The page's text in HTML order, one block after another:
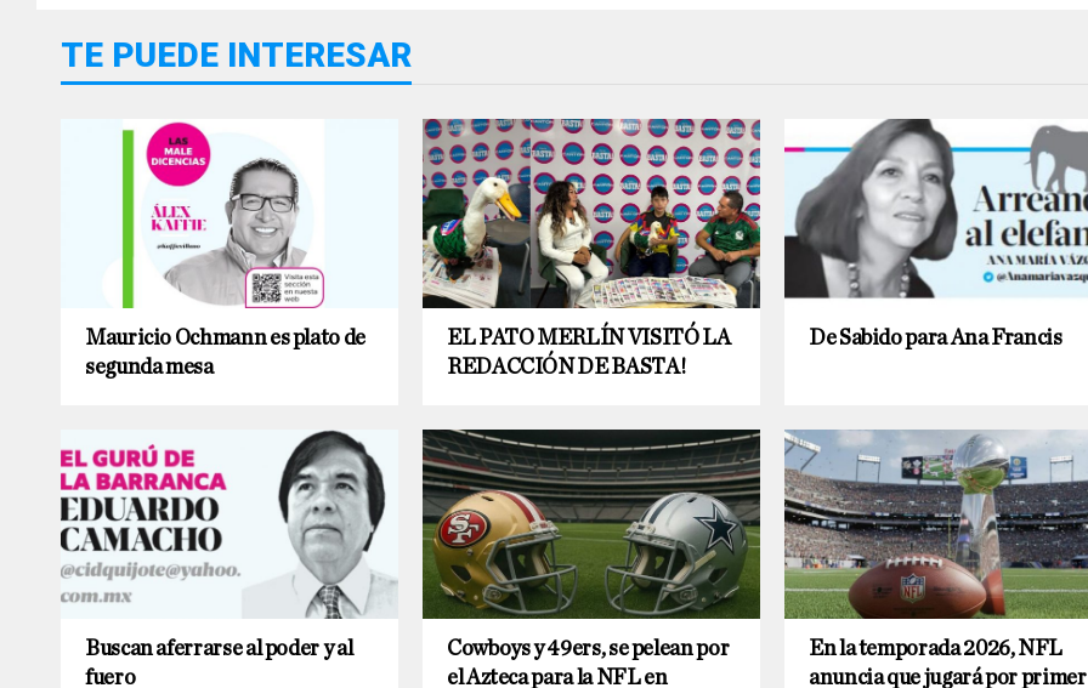
TE PUEDE INTERESAR
Mauricio Ochmann es plato de
segunda mesa
EL PATO MERLÍN VISITÓ LA
REDACCIÓN DE BASTA!
De Sabido para Ana Francis
Buscan aferrarse al poder y al
fuero
Cowboys y 49ers, se pelean por
el Azteca para la NFL en
En la temporada 2026, NFL
anuncia que jugará por